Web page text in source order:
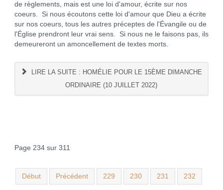
de règlements, mais est une loi d'amour, écrite sur nos
coeurs. Si nous écoutons cette loi d'amour que Dieu a écrite
sur nos coeurs, tous les autres préceptes de l'Évangile ou de
l'Église prendront leur vrai sens. Si nous ne le faisons pas, ils
demeureront un amoncellement de textes morts.
LIRE LA SUITE : HOMÉLIE POUR LE 15ÈME DIMANCHE
ORDINAIRE (10 JUILLET 2022)
Page 234 sur 311
Début Précédent 229 230 231 232